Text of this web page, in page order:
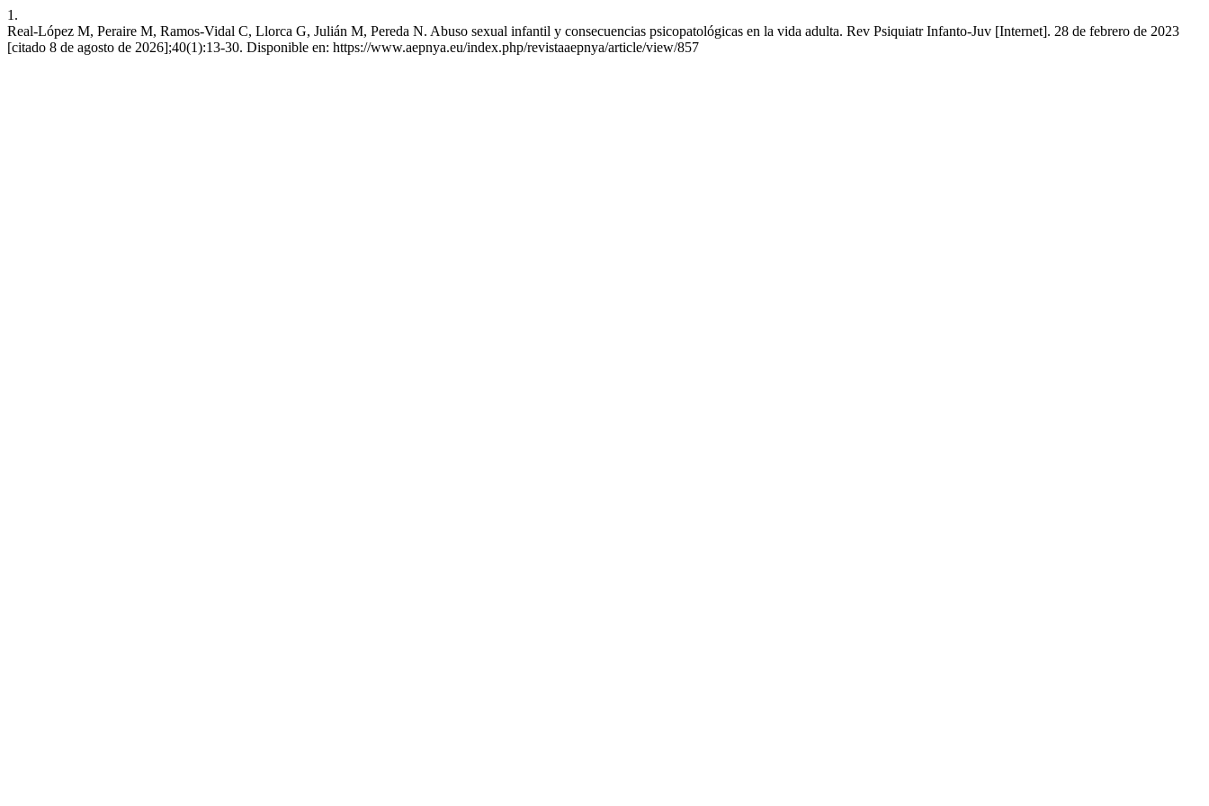
1.
Real-López M, Peraire M, Ramos-Vidal C, Llorca G, Julián M, Pereda N. Abuso sexual infantil y consecuencias psicopatológicas en la vida adulta. Rev Psiquiatr Infanto-Juv [Internet]. 28 de febrero de 2023
[citado 8 de agosto de 2026];40(1):13-30. Disponible en: https://www.aepnya.eu/index.php/revistaaepnya/article/view/857